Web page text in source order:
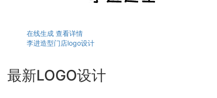
在线生成 查看详情
李进造型门店logo设计
最新LOGO设计